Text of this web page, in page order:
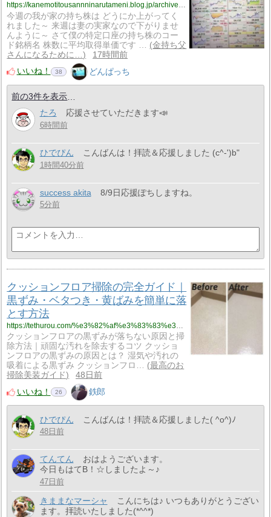
https://kanemotitousannninarutameni.blog.jp/archives/52137916.html
今週の我が家の持ち株は どうにか上がってく
れました～ 来週は妻の実家なので下がりませ
んように～ さて僕の特定口座の持ち株のコー
ド銘柄名 株数に平均取得単価です …
金持ち父
さんになるために…
17時間前
いいね！
38 どんぱっち
前の3件を表示
たろ
応援させていただきます📣
6時間前
ひでぴん こんばんは！拝読＆応援しました (c^-')b"
1時間40分前
success akita 8/9日応援ぽちしますね。
5分前
クッションフロア掃除の完全ガイド｜
黒ずみ・ベタつき・黄ばみを簡単に落
とす方法
クッションフロアの黒ずみが落ちない原因と掃
除方法｜頑固な汚れを除去するコツ クッショ
ンフロアの黒ずみの原因とは？ 湿気や汚れの
吸着による黒ずみ クッションフロ…
最高のお
掃除美装ガイド
48日前
いいね！
26 鉄郎
ひでぴん こんばんは！拝読＆応援しました( ^o^)ﾉ
48日前
てんてん
おはようございます。
今日もはてB！☆しましたよ～♪
47日前
きままなマーシャ
こんにちは♪ いつもありがとうござい
ます。拝読いたしました(*^^*)